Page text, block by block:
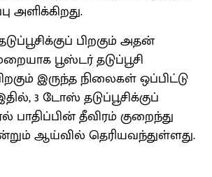
அளிக்கிறது.
பிறகும் அதன்
பூஸ்டர் தடுப்பூசி
இருந்த நிலைகள் ஒப்பிட்டு
3 டோஸ் தடுப்பூசிக்குப்
பாதிப்பின் தீவிரம் குறைந்து
ஆய்வில் தெரியவந்துள்ளது.